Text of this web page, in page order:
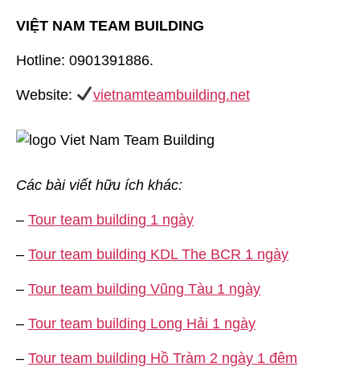
VIỆT NAM TEAM BUILDING
Hotline: 0901391886.
Website: vietnamteambuilding.net
Các bài viết hữu ích khác:
– Tour team building 1 ngày
– Tour team building KDL The BCR 1 ngày
– Tour team building Vũng Tàu 1 ngày
– Tour team building Long Hải 1 ngày
– Tour team building Hồ Tràm 2 ngày 1 đêm